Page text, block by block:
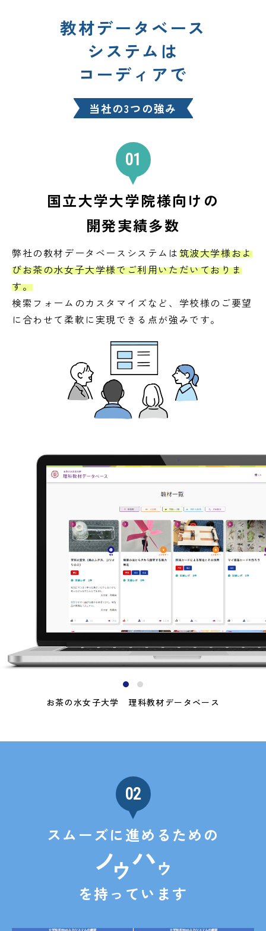
教材データベース
システムは
コーディアで
当社の3つの強み
01
国立大学大学院様向けの
開発実績多数
弊社の教材データベースシステムは筑波大学様およ
びお茶の水女子大学様でご利用いただいておりま
す。
検索フォームのカスタマイズなど、学校様のご要望
に合わせて柔軟に実現できる点が強みです。
お茶の水女子大学 理科教材データベース
02
スムーズに進めるための
を持っています